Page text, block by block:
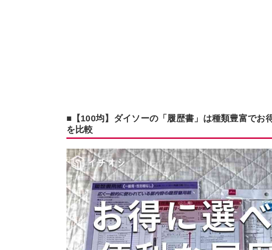
■【100均】ダイソーの「履歴書」は種類豊富でお
を比較